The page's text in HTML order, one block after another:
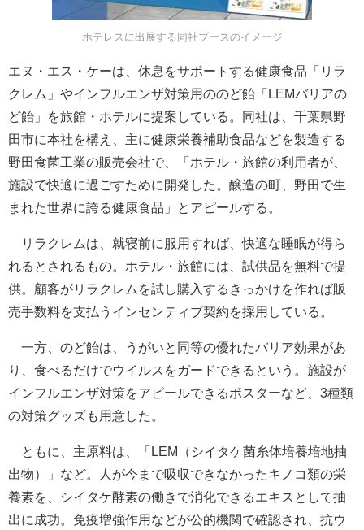
ホテレスに出展する同社ブースのイメージ
エヌ・エス・ケーは、休息をサポートする健康食品「リラ
クレム」やインフルエンザ対策用ののど飴「LEMバリアの
ど飴」を旅館・ホテルに提案している。同社は、千葉県野
田市に本社を構え、主に健康栄養補助食品などを製造する
野田食菌工業の販売会社で、「ホテル・旅館の利用者が、
施設で快適に過ごすために開発した。醸造の町、野田で生
まれた世界に誇る健康食品」とアピールする。
リラクレムは、就寝前に服用すれば、快適な睡眠が得ら
れるとされるもの。ホテル・旅館には、試供品を無料で提
供。顧客がリラクレムを試し購入するきっかけを作れば販
売手数料を支払うインセンティブ契約を採用している。
一方、のど飴は、うがいと同等の優れたバリア効果があ
り、食べるだけでウイルスをガードできるという。施設が
インフルエンザ対策をアピールできるポスターなど、3種類
の対策グッズも用意した。
ともに、主原料は、「LEM（シイタケ菌糸体培養培地抽
出物）」など。人が今まで吸収できなかったキノコ類の栄
養素を、シイタケ酵素の働きで消化できるエキスとして抽
出に成功。免疫増強作用などが公的機関で確認され、抗ウ